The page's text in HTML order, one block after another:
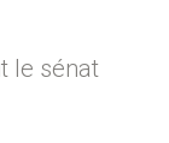
le sénat